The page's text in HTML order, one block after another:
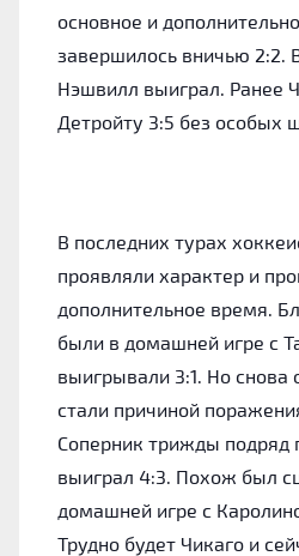
основное и
завершилось вничью 2:2.
Нэшвилл выиграл. Ранее
Детройту 3:5 без особых
В последних турах
проявляли характер и
дополнительное время.
были в домашней игре с
выигрывали 3:1. Но снова
стали причиной
Соперник трижды подряд
выиграл 4:3. Похож был
домашней игре с
Трудно будет Чикаго и